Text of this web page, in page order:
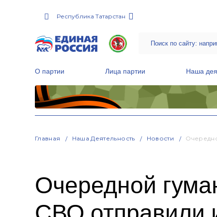
Республика Татарстан
О партии Лица партии Наша
Главная Наша Деятельность Новости
Очередной